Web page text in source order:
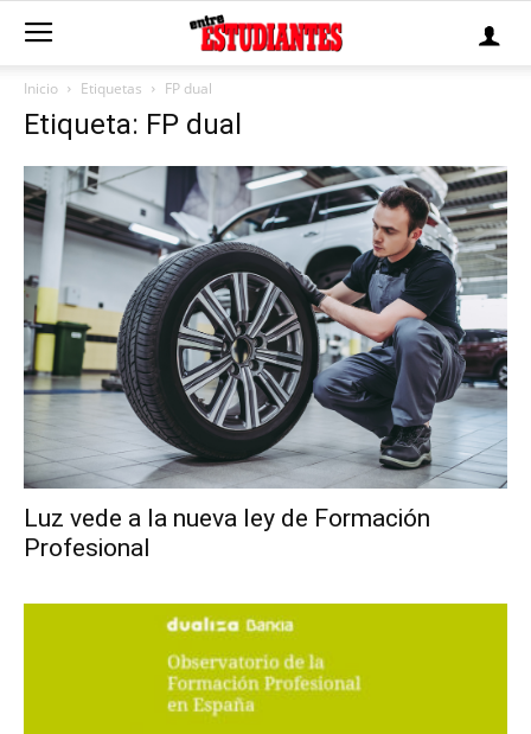
Inicio Etiquetas FP dual
Etiqueta: FP dual
Luz vede a la nueva ley de Formación
Profesional